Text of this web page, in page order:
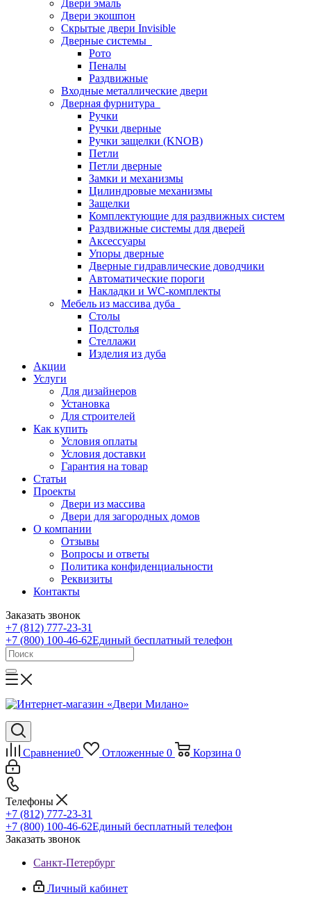
Двери эмаль
Двери экошпон
Скрытые двери Invisible
Дверные системы
Рото
Пеналы
Раздвижные
Входные металлические двери
Дверная фурнитура
Ручки
Ручки дверные
Ручки защелки (KNOB)
Петли
Петли дверные
Замки и механизмы
Цилиндровые механизмы
Защелки
Комплектующие для раздвижных систем
Раздвижные системы для дверей
Аксессуары
Упоры дверные
Дверные гидравлические доводчики
Автоматические пороги
Накладки и WC-комплекты
Мебель из массива дуба
Столы
Подстолья
Стеллажи
Изделия из дуба
Акции
Услуги
Для дизайнеров
Установка
Для строителей
Как купить
Условия оплаты
Условия доставки
Гарантия на товар
Статьи
Проекты
Двери из массива
Двери для загородных домов
О компании
Отзывы
Вопросы и ответы
Политика конфиденциальности
Реквизиты
Контакты
Заказать звонок
+7 (812) 777-23-31
+7 (800) 100-46-62Единый бесплатный телефон
Сравнение0 Отложенные 0 Корзина 0
Телефоны
+7 (812) 777-23-31
+7 (800) 100-46-62Единый бесплатный телефон
Заказать звонок
Санкт-Петербург
Личный кабинет